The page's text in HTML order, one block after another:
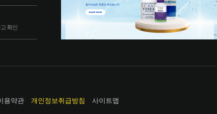
확인
용약관 개인정보취급방침 사이트맵